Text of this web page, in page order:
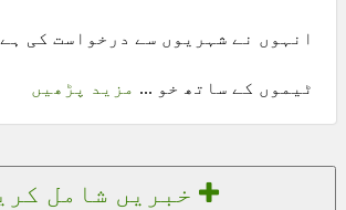
انہوں نے شہریوں سے درخواست کی
ٹیموں کے ساتھ خو ... مزید پڑھیں
خبریں شامل